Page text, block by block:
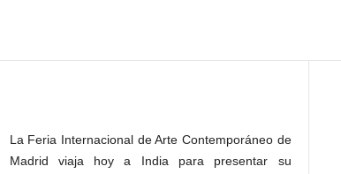
La Feria Internacional de Arte Contemporáneo de
Madrid viaja hoy a India para presentar su